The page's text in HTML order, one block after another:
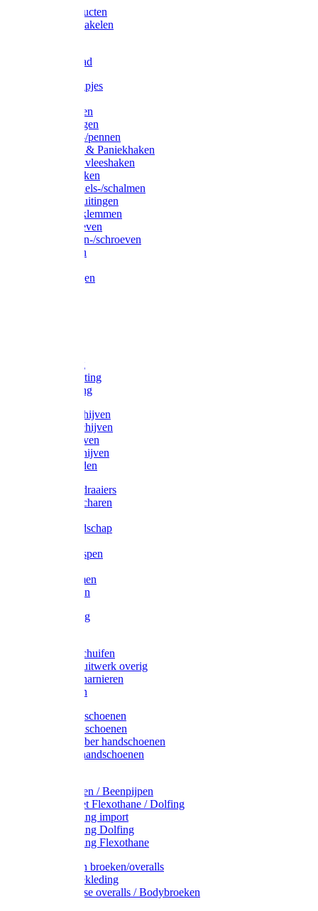
Afdekproducten
Heffen en takelen
Waslijndraad
Simplexknipjes
Sleutelringen
Gelaste ringen
Borgveren-/pennen
Musketons & Paniekhaken
S-haken & vleeshaken
Karabijnhaken
Noodschakels-/schalmen
Harp-/D-sluitingen
Staaldraadklemmen
Spanschroeven
Ringmoeren-/schroeven
Puntkousen
Aanlegringen
Voetketting
Scheepsketting
Victorketting
Afbraamschijven
Doorslijpschijven
Lamelschijven
Diamantschijven
Laselektroden
Schroevendraaiers
Tangen / Scharen
Meetgereedschap
Vijlen / Raspen
Lijmklemmen
Waterpassen
Bouwbeslag
Grendels/schuifen
Hang en sluitwerk overig
Hengen/scharnieren
Scharnieren
Latex handschoenen
Leren handschoenen
PVC / Rubber handschoenen
Katoenen handschoenen
Plukmouwen / Beenpijpen
Reparatieset Flexothane / Dolfing
Regenkleding import
Regenkleding Dolfing
Regenkleding Flexothane
Toebehoren broeken/overalls
Signalisatiekleding
Amerikaanse overalls / Bodybroeken